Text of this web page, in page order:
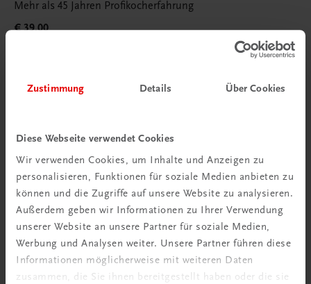
Zustimmung Details Über Cookies
Diese Webseite verwendet Cookies
Wir verwenden Cookies, um Inhalte und Anzeigen zu
personalisieren, Funktionen für soziale Medien anbieten zu
können und die Zugriffe auf unsere Website zu analysieren.
Außerdem geben wir Informationen zu Ihrer Verwendung
unserer Website an unsere Partner für soziale Medien,
Werbung und Analysen weiter. Unsere Partner führen diese
Informationen möglicherweise mit weiteren Daten
zusammen, die Sie ihnen bereitgestellt haben oder die sie
Mehr als 45 Jahren Profikocherfahrung
€ 39,00